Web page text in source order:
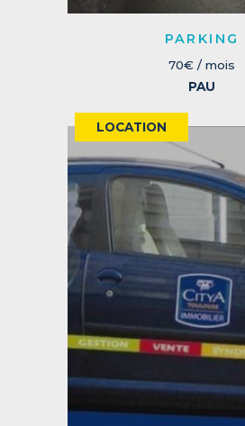
PARKING
70€ / mois
PAU
LOCATION